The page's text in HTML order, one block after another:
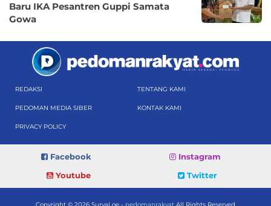
Baru IKA Pesantren Guppi Samata
Gowa
REDAKSI TENTANG KAMI
PEDOMAN MEDIA SIBER KONTAK KAMI
PRIVACY POLICY
Facebook
Instagram
Youtube
Twitter
Copyright © 2026 SuryaLoe - pedomanrakyat All Rights Reserved